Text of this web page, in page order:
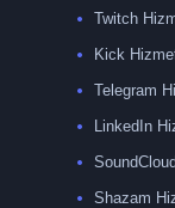
Twitch
Kick
Telegram
LinkedIn
Shazam